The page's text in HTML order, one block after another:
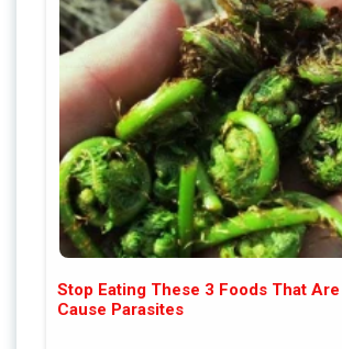
Stop Eating These 3 Foods That
Cause Parasites